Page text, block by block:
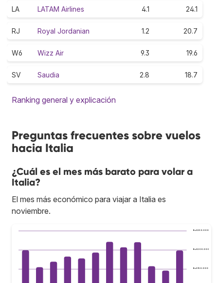
LA LATAM Airlines 4.1 24.1
RJ Royal Jordanian 1.2 20.7
W6 Wizz Air 9.3 19.6
SV Saudia 2.8 18.7
Ranking general y explicación
Preguntas frecuentes sobre vuelos
hacia Italia
¿Cuál es el mes más barato para volar a
Italia?
El mes más económico para viajar a Italia es
noviembre.
Bs.S150.000
Bs.S200.000
Bs.S250.000